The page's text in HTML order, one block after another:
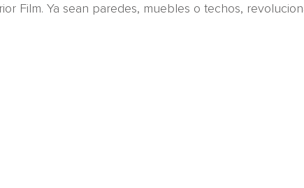
Film. Ya sean paredes, muebles o techos,